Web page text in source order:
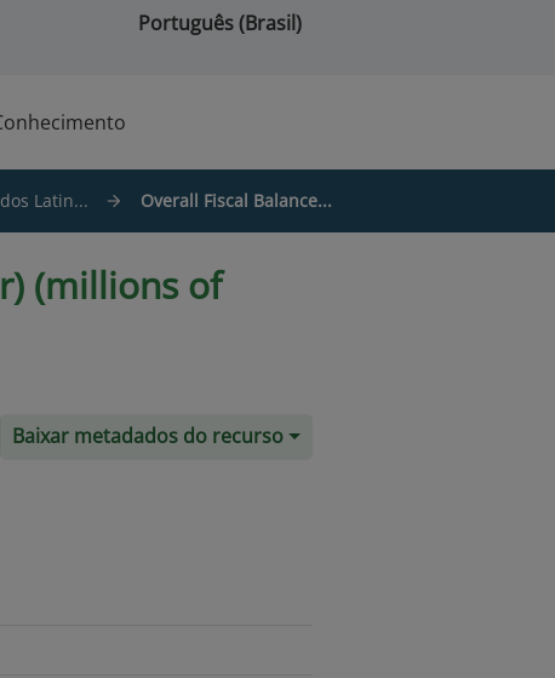
Português (Brasil)
Latin... Overall Fiscal Balance...
(millions of
Baixar metadados do recurso